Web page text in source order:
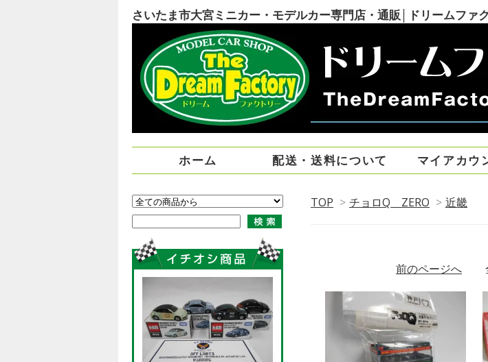
さいたま市大宮ミニカー・モデルカー専門店・通販│ドリームファ
ホーム 配送・送料について マイアカウ
TOP > チョロQ ZERO > 近畿
前のページへ